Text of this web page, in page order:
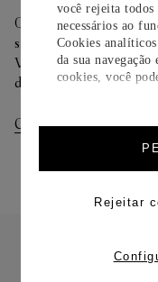
você rejeita todos
necessários ao
Cookies
da sua
cookies, você
Rejeitar
Oferecemos diferentes
sua preferência na
Você pode trocar ou
dias.
Consultar Entregas